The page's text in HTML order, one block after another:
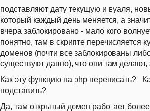
подставляют дату текущую и вуаля,
который каждый день меняется, а
вчера заблокировано - мало кого
понятно, там в скрипте перечисляется
доменов (почти все заблокированы
существуют давно), что они там делают,
Как эту функцию на php переписать?
подставить?
Да, там открытый домен работает более